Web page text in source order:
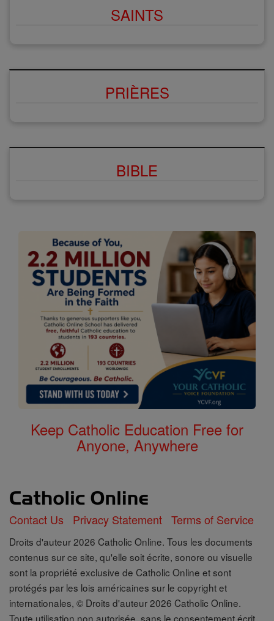
SAINTS
PRIÈRES
BIBLE
Keep Catholic Education Free for
Anyone, Anywhere
Contact Us Privacy Statement Terms of Service
Droits d'auteur 2026 Catholic Online. Tous les documents
contenus sur ce site, qu'elle soit écrite, sonore ou visuelle
sont la propriété exclusive de Catholic Online et sont
protégés par les lois américaines sur le copyright et
internationales, © Droits d'auteur 2026 Catholic Online.
Toute utilisation non autorisée, sans le consentement écrit